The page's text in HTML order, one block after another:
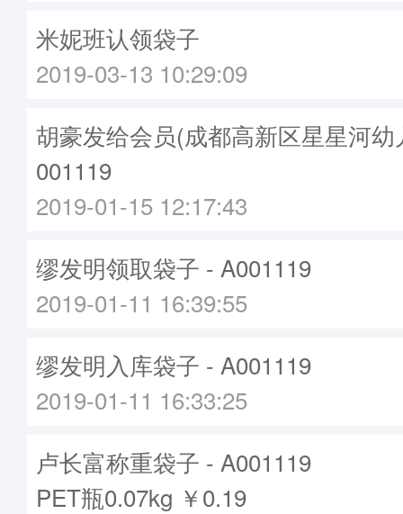
米妮班认领袋子
2019-03-13 10:29:09
胡豪发给会员(成都高新区星星河
001119
2019-01-15 12:17:43
缪发明领取袋子 - A001119
2019-01-11 16:39:55
缪发明入库袋子 - A001119
2019-01-11 16:33:25
卢长富称重袋子 - A001119
PET瓶0.07kg ￥0.19